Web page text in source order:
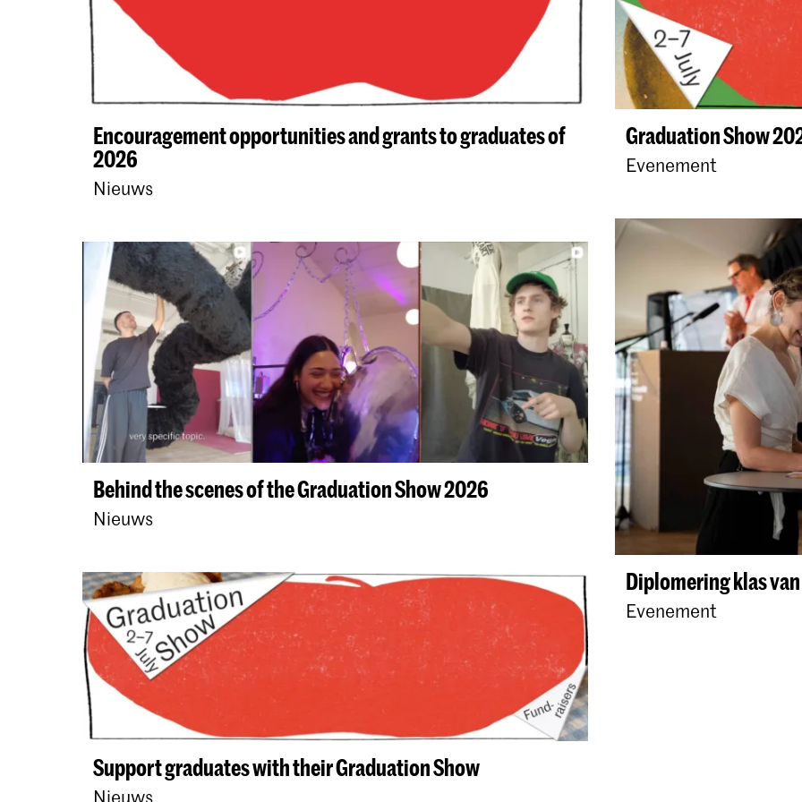
Encouragement opportunities and grants to graduates of
2026
Nieuws
Behind the scenes of the Graduation Show 2026
Nieuws
Support graduates with their Graduation Show
Nieuws
Graduation Show
Evenement
Diplomering klas
Evenement